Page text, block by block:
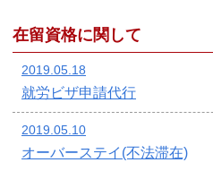
在留資格に関して
2019.05.18
就労ビザ申請代行
2019.05.10
オーバーステイ(不法滞在)